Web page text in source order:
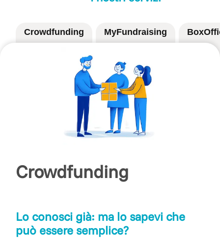
Crowdfunding MyFundraising
Crowdfunding
Lo conosci già: ma lo sapevi che
può essere semplice?